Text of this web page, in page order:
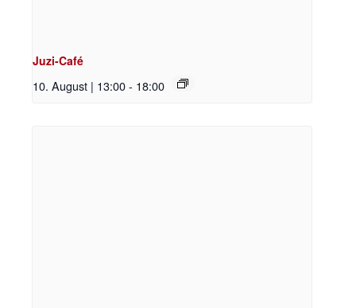
Juzi-Café
10. August | 13:00- 18:00